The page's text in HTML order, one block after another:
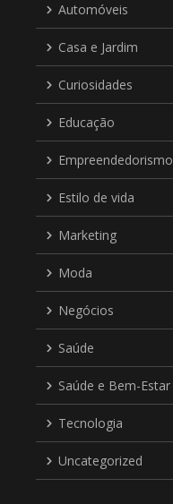
Automóveis
Casa e Jardim
Curiosidades
Educação
Empreendedorismo
Estilo de vida
Marketing
Moda
Negócios
Saúde
Saúde e Bem-Estar
Tecnologia
Uncategorized